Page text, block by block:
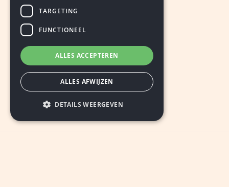
TARGETING
FUNCTIONEEL
ALLES ACCEPTEREN
ALLES AFWIJZEN
DETAILS WEERGEVEN